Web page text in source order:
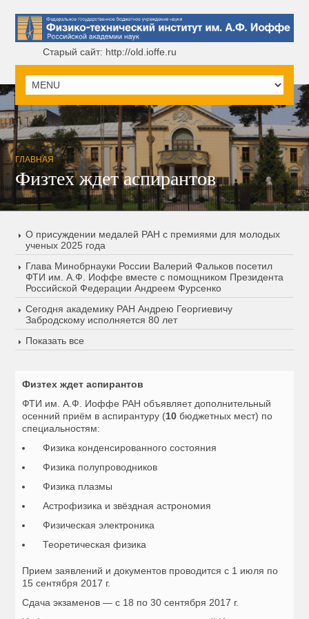
Старый сайт: http://old.ioffe.ru
ГЛАВНАЯ
Физтех ждет аспирантов
О присуждении медалей РАН с премиями для молодых
ученых 2025 года
Глава Минобрнауки России Валерий Фальков посетил
ФТИ им. А.Ф. Иоффе вместе с помощником Президента
Российской Федерации Андреем Фурсенко
Сегодня академику РАН Андрею Георгиевичу
Забродскому исполняется 80 лет
Показать все
Физтех ждет аспирантов
ФТИ им. А.Ф. Иоффе РАН объявляет дополнительный
осенний приём в аспирантуру (10 бюджетных мест) по
специальностям:
Физика конденсированного состояния
Физика полупроводников
Физика плазмы
Астрофизика и звёздная астрономия
Физическая электроника
Теоретическая физика
Прием заявлений и документов проводится c 1 июля по
15 сентября 2017 г.
Сдача экзаменов — с 18 по30 сентября 2017 г.